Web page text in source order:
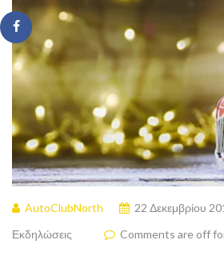
AutoClubNorth 22 Δεκεμβρίου
Εκδηλώσεις
Comments are off